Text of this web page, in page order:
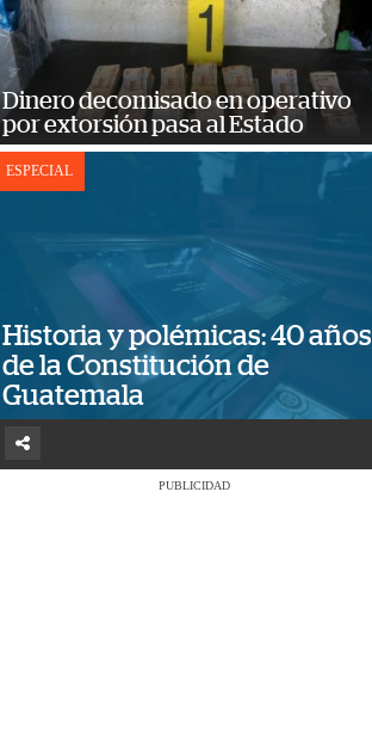
Dinero decomisado en operativo
por extorsión pasa al Estado
ESPECIAL
Historia y polémicas: 40 años
de la Constitución de
Guatemala
PUBLICIDAD